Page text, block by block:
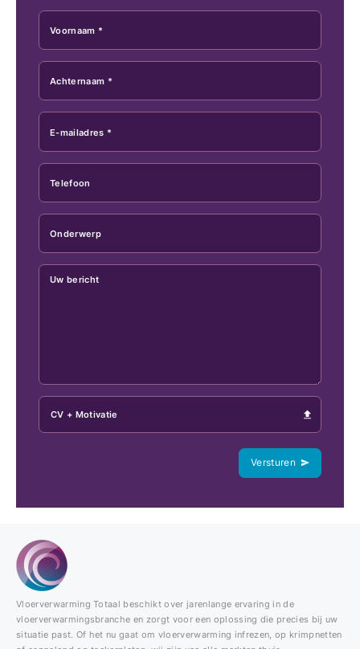
Voornaam *
Achternaam *
E-mailadres *
Telefoon
Onderwerp
Uw bericht
CV + Motivatie
Versturen
Vloerverwarming Totaal beschikt over jarenlange ervaring in de
vloerverwarmingsbranche en zorgt voor een oplossing die precies bij uw
situatie past. Of het nu gaat om vloerverwarming infrezen, op krimpnetten